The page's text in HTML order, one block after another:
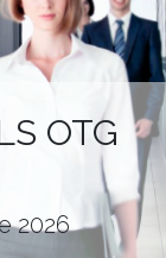
OTG
2026